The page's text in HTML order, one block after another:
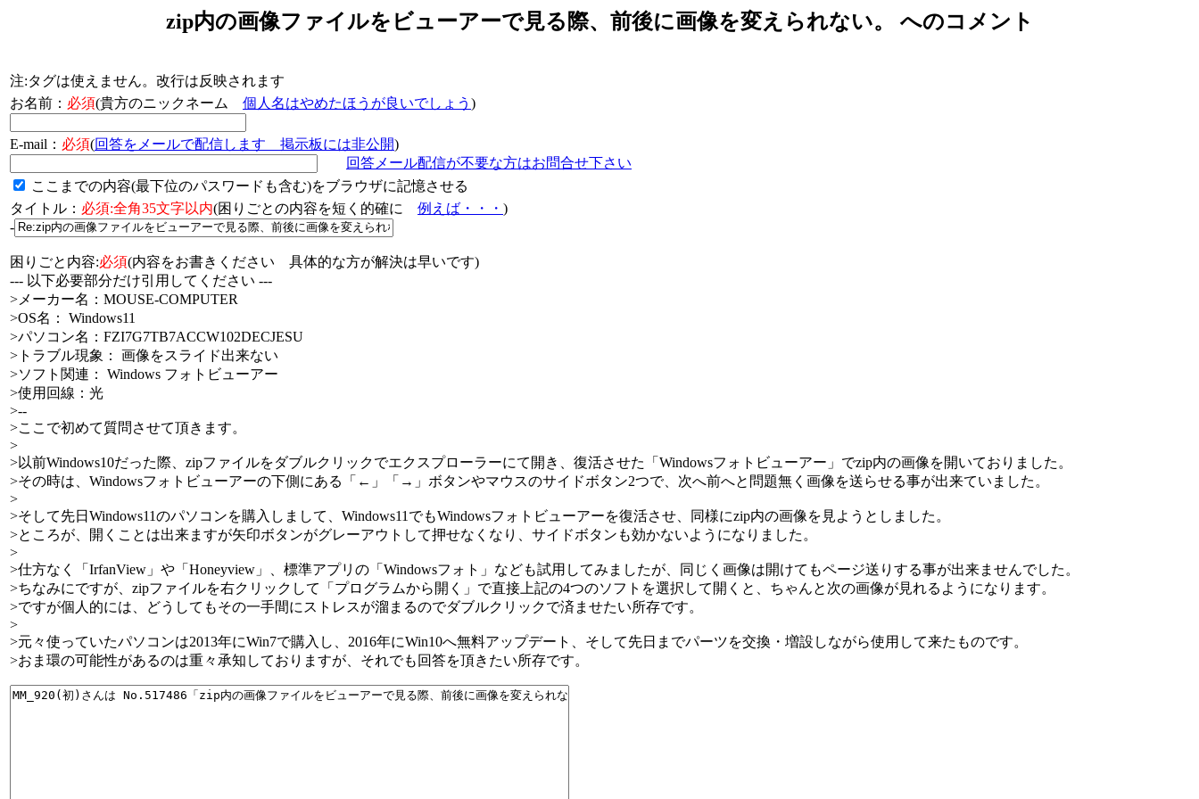
zip内の画像ファイルをビューアーで見る際、前後に画像を変えられない。 へのコメント
注:タグは使えません。改行は反映されます
お名前： 必須(貴方のニックネーム 個人名はやめたほうが良いでしょう )
E-mail： 必須(回答をメールで配信します 掲示板には非公開)
回答メール配信が不要な方はお問合せ下さい
ここまでの内容(最下位のパスワードも含む)をブラウザに記憶させる
タイトル： 必須:全角35文字以内(困りごとの内容を短く的確に 例えば・・・ )
-
困りごと内容:必須(内容をお書きください 具体的な方が解決は早いです)
--- 以下必要部分だけ引用してください ---
>メーカー名：MOUSE-COMPUTER
>OS名： Windows11
>パソコン名：FZI7G7TB7ACCW102DECJESU
>トラブル現象： 画像をスライド出来ない
>ソフト関連： Windows フォトビューアー
>使用回線：光
>--
>ここで初めて質問させて頂きます。
>
>以前Windows10だった際、zipファイルをダブルクリックでエクスプローラーにて開き、復活させた「Windowsフォトビューアー」でzip内の画像を開いておりました。
>その時は、Windowsフォトビューアーの下側にある「←」「→」ボタンやマウスのサイドボタン2つで、次へ前へと問題無く画像を送らせる事が出来ていました。
>
>そして先日Windows11のパソコンを購入しまして、Windows11でもWindowsフォトビューアーを復活させ、同様にzip内の画像を見ようとしました。
>ところが、開くことは出来ますが矢印ボタンがグレーアウトして押せなくなり、サイドボタンも効かないようになりました。
>
>仕方なく「IrfanView」や「Honeyview」、標準アプリの「Windowsフォト」なども試用してみましたが、同じく画像は開けてもページ送りする事が出来ませんでした。
>ちなみにですが、zipファイルを右クリックして「プログラムから開く」で直接上記の4つのソフトを選択して開くと、ちゃんと次の画像が見れるようになります。
>ですが個人的には、どうしてもその一手間にストレスが溜まるのでダブルクリックで済ませたい所存です。
>
>元々使っていたパソコンは2013年にWin7で購入し、2016年にWin10へ無料アップデート、そして先日までパーツを交換・増設しながら使用して来たものです。
>おま環の可能性があるのは重々承知しておりますが、それでも回答を頂きたい所存です。